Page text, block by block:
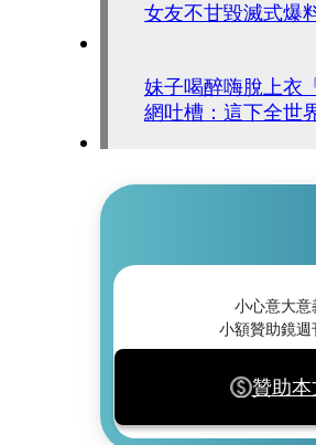
女友不甘毀滅式爆
妹子喝醉嗨脫上衣
網吐槽：這下全世
小心意大意
小額贊助鏡週
贊助本